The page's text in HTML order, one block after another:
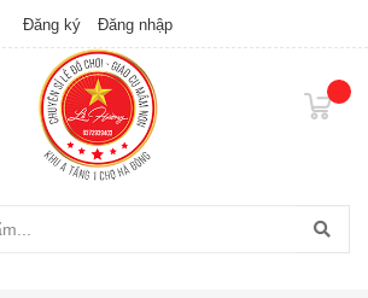
Đăng ký Đăng nhập